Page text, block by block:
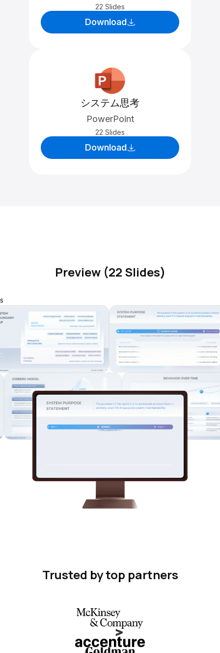
22 Slides
Download
システム思考
PowerPoint
22 Slides
Download
Preview (22 Slides)
s
Trusted by top partners